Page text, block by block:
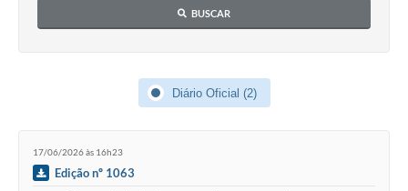
A Prefeitura
Jornal
BUSCAR
Diário Oficial (2)
17/06/2026 às 16h23
Edição nº 1063